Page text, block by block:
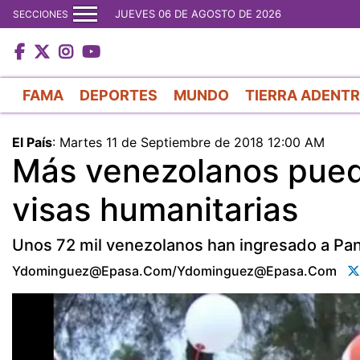
SECCIONES JUEVES 06 DE AGOSTO DE 2026
FAMA DEPORTES MUNDO TIERRA
El País: Martes 11 de Septiembre de 2018 12:00 AM
Más venezolanos
visas humanitarias
Unos 72 mil venezolanos han ingresado a
Ydominguez@epasa.com/ydominguez@epasa.com